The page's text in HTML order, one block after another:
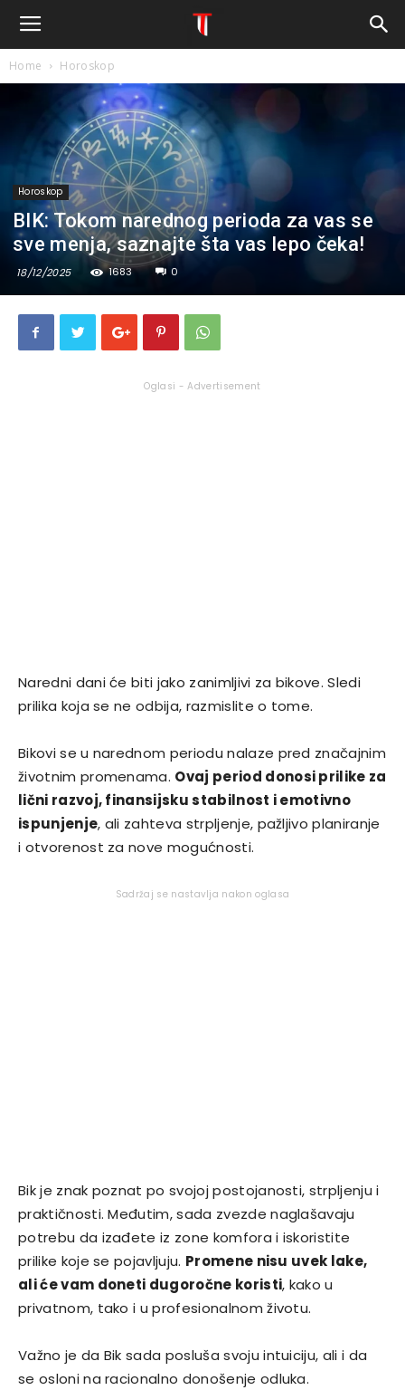
Home Horoskop
Horoskop
BIK: Tokom narednog perioda za vas se
sve menja, saznajte šta vas lepo čeka!
18/12/2025 1683 0
Oglasi - Advertisement
Naredni dani će biti jako zanimljivi za bikove. Sledi
prilika koja se ne odbija, razmislite o tome.
Bikovi se u narednom periodu nalaze pred značajnim
životnim promenama. Ovaj period donosi prilike za
lični razvoj, finansijsku stabilnost i emotivno
ispunjenje, ali zahteva strpljenje, pažljivo planiranje
i otvorenost za nove mogućnosti.
Sadržaj se nastavlja nakon oglasa
Bik je znak poznat po svojoj postojanosti, strpljenju i
praktičnosti. Međutim, sada zvezde naglašavaju
potrebu da izađete iz zone komfora i iskoristite
prilike koje se pojavljuju. Promene nisu uvek lake,
ali će vam doneti dugoročne koristi, kako u
privatnom, tako i u profesionalnom životu.
Važno je da Bik sada posluša svoju intuiciju, ali i da
se osloni na racionalno donošenje odluka.